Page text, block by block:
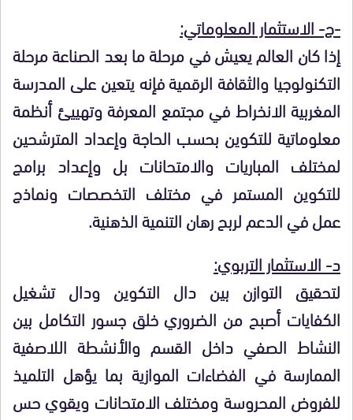
-ج- الاستثمار المعلوماتي:
إذا كان العالم يعيش في مرحلة ما بعد الصناعة مرحلة
التكنولوجيا والثقافة الرقمية فإنه يتعين على المدرسة
المغربية الانخراط في مجتمع المعرفة وتهييئ أنظمة
معلوماتية للتكوين بحسب الحاجة وإعداد المترشحين
لمختلف المباريات والامتحانات بل وإعداد برامج
للتكوين المستمر في مختلف التخصصات ونماذج
عمل في الدعم لربح رهان التنمية الذهنية.
د- الاستثمار التربوي:
لتحقيق التوازن بين دال التكوين ودال تشغيل
الكفايات أصبح من الضروري خلق جسور التكامل بين
النشاط الصفي داخل القسم والأنشطة اللاصفية
الممارسة في الفضاءات الموازية بما يؤهل التلميذ
للفروض المحروسة ومختلف الامتحانات ويقوي حس